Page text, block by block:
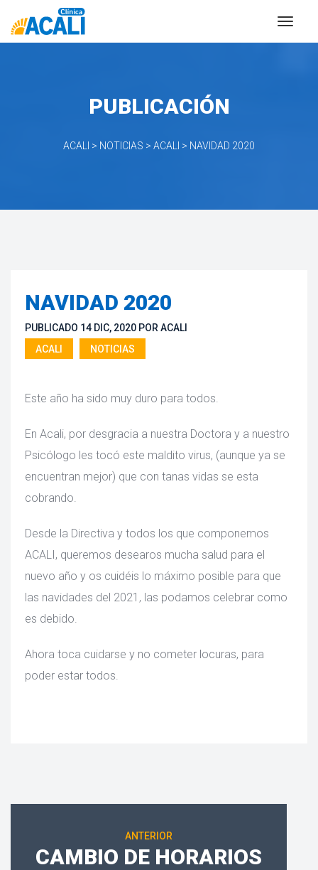
PUBLICACIÓN
ACALI > NOTICIAS > ACALI > NAVIDAD 2020
NAVIDAD 2020
PUBLICADO 14 DIC, 2020 POR ACALI
ACALI
NOTICIAS
Este año ha sido muy duro para todos.
En Acali, por desgracia a nuestra Doctora y a nuestro
Psicólogo les tocó este maldito virus, (aunque ya se
encuentran mejor) que con tanas vidas se esta
cobrando.
Desde la Directiva y todos los que componemos
ACALI, queremos desearos mucha salud para el
nuevo año y os cuidéis lo máximo posible para que
las navidades del 2021, las podamos celebrar como
es debido.
Ahora toca cuidarse y no cometer locuras, para
poder estar todos.
ANTERIOR
CAMBIO DE HORARIOS